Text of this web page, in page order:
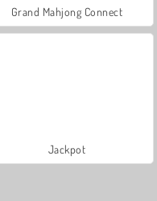
Grand Mahjong Connect
Jackpot